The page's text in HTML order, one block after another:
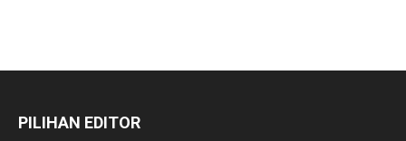
PILIHAN EDITOR